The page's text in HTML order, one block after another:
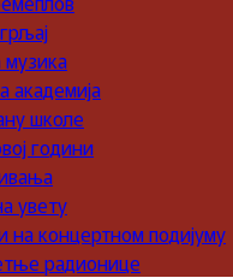
академија
школе
години
увету
на концертном подијуму
радионице